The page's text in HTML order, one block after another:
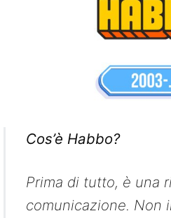
Cos’è Habbo?
Prima di tutto, è una
comunicazione. Non